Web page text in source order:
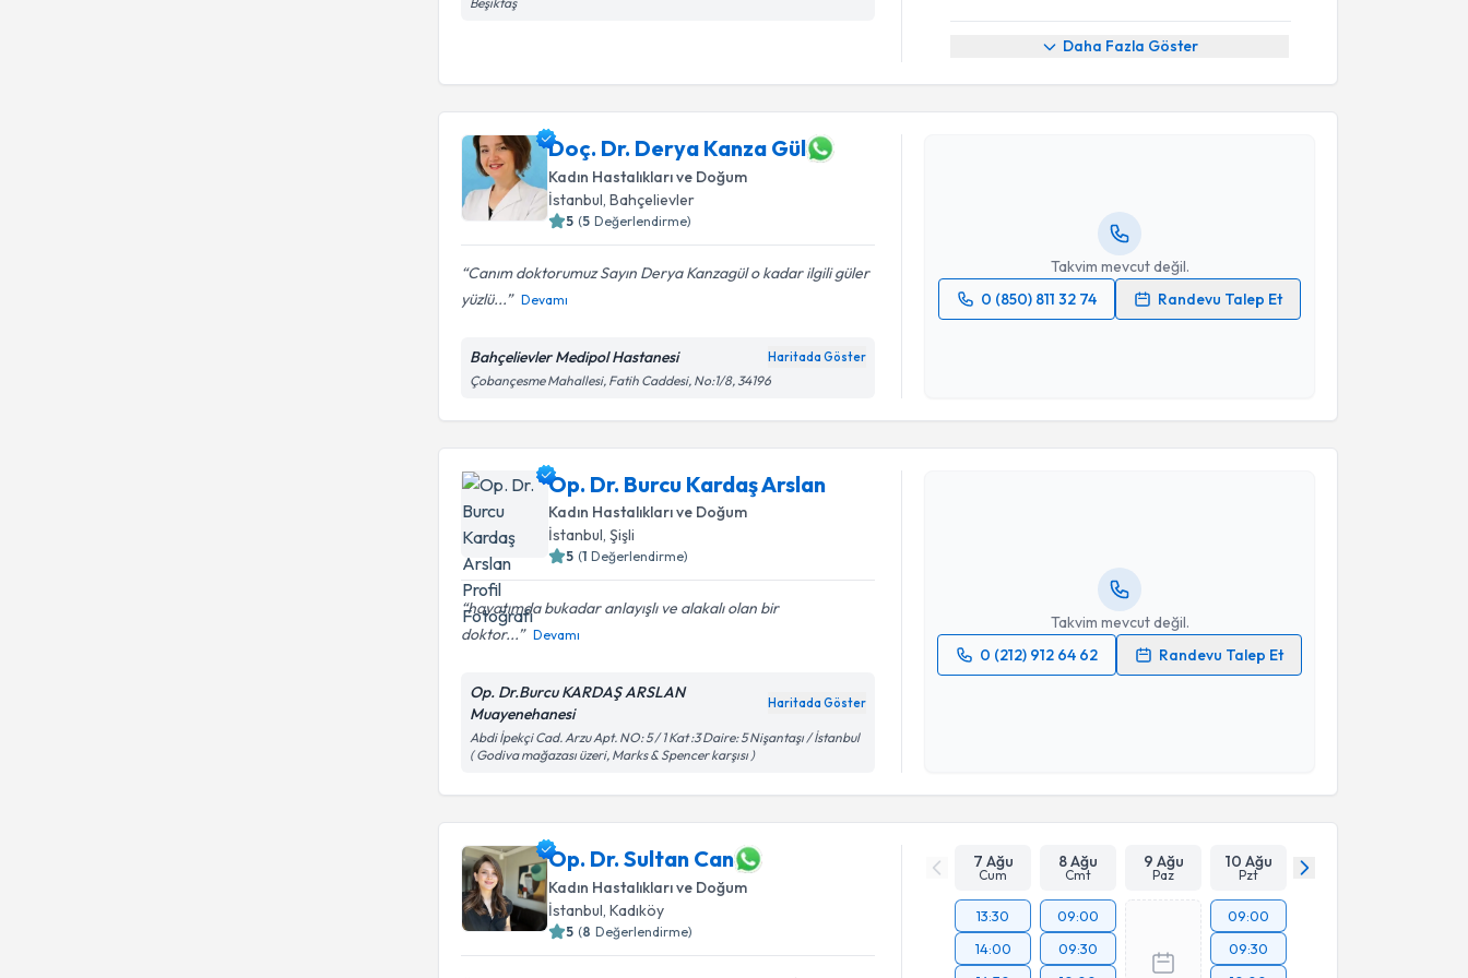
Daha Fazla Göster
Doç. Dr. Derya Kanza Gül
Kadın Hastalıkları ve Doğum
İstanbul , Bahçelievler
5 (5 Değerlendirme)
Canım doktorumuz Sayın Derya Kanzagül o kadar ilgili güler
yüzlü...
Devamı
Bahçelievler Medipol Hastanesi Haritada Göster
Çobançesme Mahallesi, Fatih Caddesi, No:1/8, 34196
Takvim mevcut değil.
0 (850) 811 32 74
Randevu Talep Et
Randevu Takvimi Talebi
Doç. Dr. Derya Kanza Gül
Takvim Talebini Gönder
Op. Dr. Burcu Kardaş Arslan
Kadın Hastalıkları ve Doğum
İstanbul , Şişli
5 (1 Değerlendirme)
hayatımda bukadar anlayışlı ve alakalı olan bir
doktor...
Devamı
Op. Dr.Burcu KARDAŞ ARSLAN
Muayenehanesi
Haritada Göster
Abdi İpekçi Cad. Arzu Apt. NO: 5 / 1 Kat :3 Daire: 5 Nişantaşı / İstanbul
( Godiva mağazası üzeri, Marks & Spencer karşısı )
Takvim mevcut değil.
0 (212) 912 64 62
Randevu Talep Et
Randevu Takvimi Talebi
Takvim Talebini Gönder
Op. Dr. Sultan Can
Kadın Hastalıkları ve Doğum
İstanbul , Kadıköy
5 (8 Değerlendirme)
7 Ağu
Cum
8 Ağu
Cmt
9 Ağu
Paz
10 Ağu
Pzt
13:30
14:00
09:00
09:30
09:00
09:30